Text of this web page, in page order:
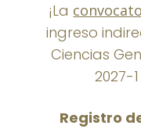
¡La
ingreso
Ciencias
2027-
Registro